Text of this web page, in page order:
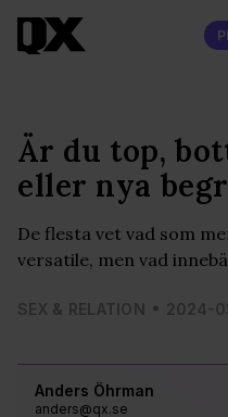
Anders Öhrman
anders@qx.se
Är du top,
eller nya
De flesta vet vad som
versatile, men vad
SEX & RELATION 2024-